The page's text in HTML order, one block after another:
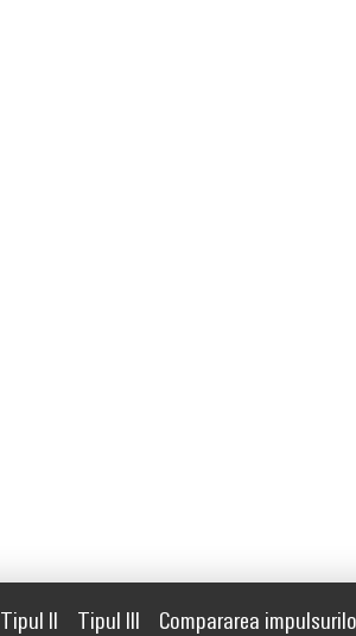
Tipul II Tipul III Compararea